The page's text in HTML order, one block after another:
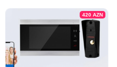
420AZN